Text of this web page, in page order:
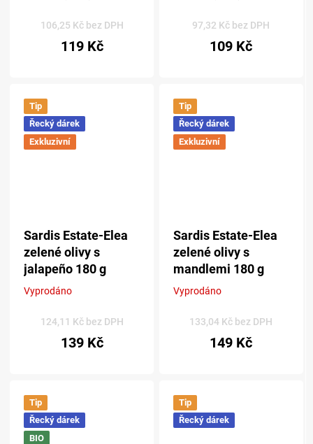
produktu
106,25 Kč bez DPH
119 Kč
produktu
97,32 Kč bez DPH
109 Kč
Tip
Řecký dárek
Exkluzivní
Sardis Estate-Elea
zelené olivy s
jalapeño 180 g
Průměrné
produktu
Vyprodáno
124,11 Kč bez DPH
139 Kč
Tip
Řecký dárek
Exkluzivní
Sardis Estate-Elea
zelené olivy s
mandlemi 180 g
Průměrné
produktu
Vyprodáno
133,04 Kč bez DPH
149 Kč
Tip
Řecký dárek
BIO
Tip
Řecký dárek